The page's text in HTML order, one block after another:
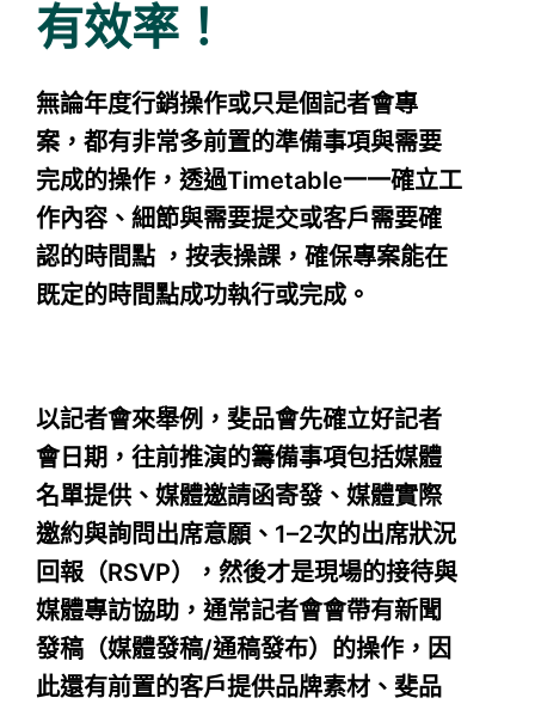
有效率！
無論年度行銷操作或只是個記者會專
案，都有非常多前置的準備事項與需要
完成的操作，透過Timetable一一確立工
作內容、細節與需要提交或客戶需要確
認的時間點 ，按表操課，確保專案能在
既定的時間點成功執行或完成。
以記者會來舉例，斐品會先確立好記者
會日期，往前推演的籌備事項包括媒體
名單提供、媒體邀請函寄發、媒體實際
邀約與詢問出席意願、1–2次的出席狀況
回報（RSVP），然後才是現場的接待與
媒體專訪協助，通常記者會會帶有新聞
發稿（媒體發稿/通稿發布）的操作，因
此還有前置的客戶提供品牌素材、斐品